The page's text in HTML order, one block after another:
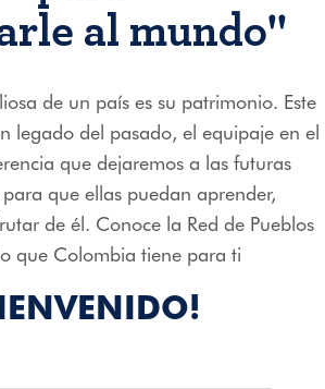
al mundo"
de un país es su patrimonio. Este
legado del pasado, el equipaje en el
que dejaremos a las futuras
que ellas puedan aprender,
de él. Conoce la Red de Pueblos
que Colombia tiene para ti